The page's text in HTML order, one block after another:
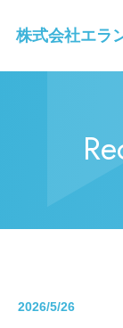
株式会社エラ
2026/5/26